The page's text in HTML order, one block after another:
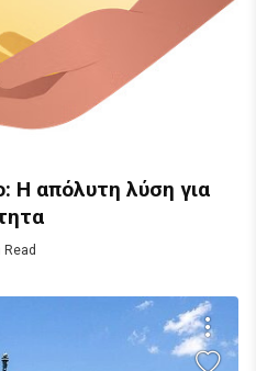
Η απόλυτη λύση για
Read